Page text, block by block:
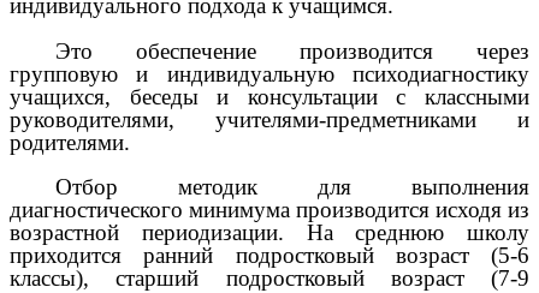
индивидуального подхода к учащимся.
Это обеспечение производится через
групповую и индивидуальную психодиагностику
учащихся, беседы и консультации с классными
руководителями, учителями-предметниками и
родителями.
Отбор методик для выполнения
диагностического минимума производится исходя из
возрастной периодизации. На среднюю школу
приходится ранний подростковый возраст (5-6
классы), старший подростковый возраст (7-9